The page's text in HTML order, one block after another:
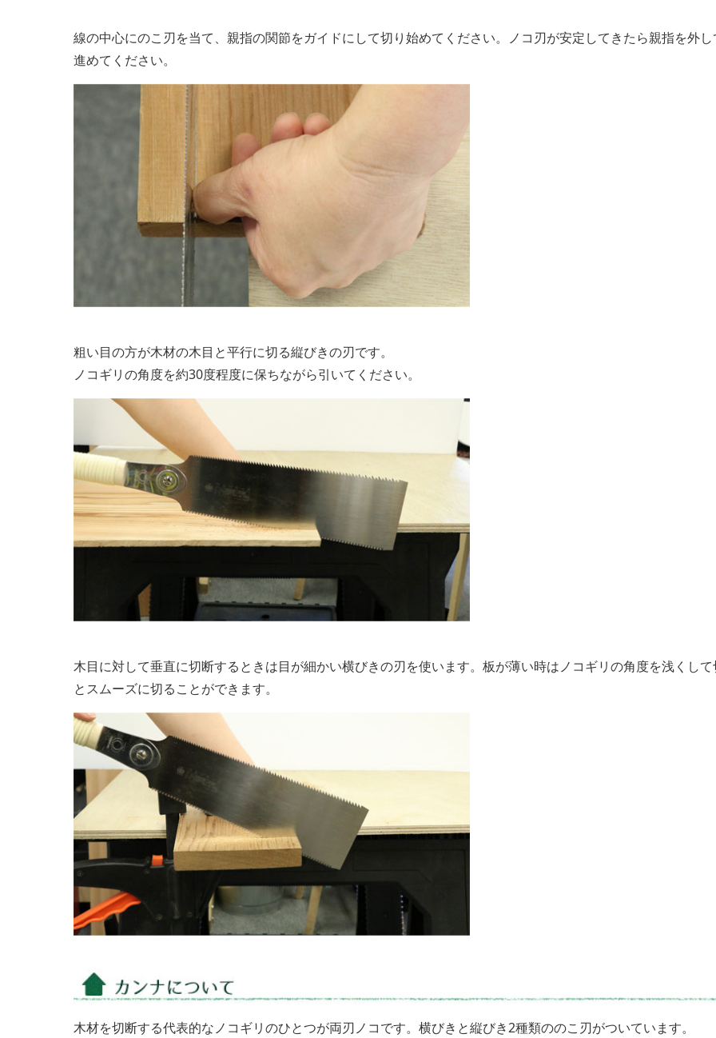
線の中心にのこ刃を当て、親指の関節をガイドにして切り始めてください。ノコ刃が安定してきたら親指を外
進めてください。
粗い目の方が木材の木目と平行に切る縦びきの刃です。
ノコギリの角度を約30度程度に保ちながら引いてください。
木目に対して垂直に切断するときは目が細かい横びきの刃を使います。板が薄い時はノコギリの角度を浅くし
とスムーズに切ることができます。
木材を切断する代表的なノコギリのひとつが両刃ノコです。横びきと縦びき2種類ののこ刃がついています。